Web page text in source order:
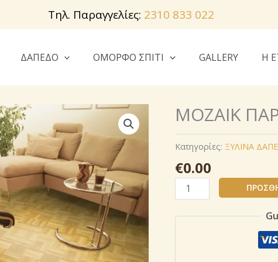
Τηλ. Παραγγελίες: 2310 833 022
ΔΑΠΕΔΟ ΟΜΟΡΦΟ ΣΠΙΤΙ GALLERY Η
ΜΟΖΑΙΚ
Κατηγορίες: ΞΥΛΙΝΑ
€0.00
ΜΟΖΑΙΚ
ΠΑΡΚΕ
ποσότητα